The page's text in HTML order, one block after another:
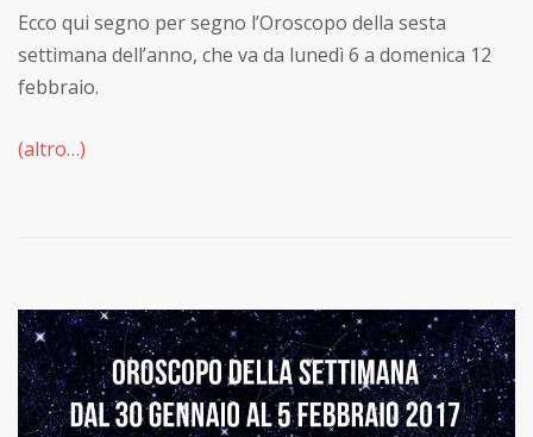
Ecco qui segno per segno l’Oroscopo della sesta
settimana dell’anno, che va da lunedì 6 a domenica 12
febbraio.
(altro…)